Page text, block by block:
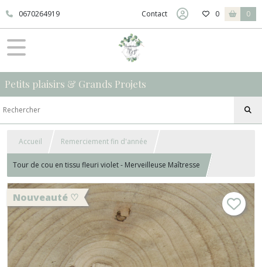
0670264919 Contact 0 0
Petits plaisirs & Grands Projets
Accueil Remerciement fin d'année
Tour de cou en tissu fleuri violet - Merveilleuse Maîtresse
Nouveauté ♡